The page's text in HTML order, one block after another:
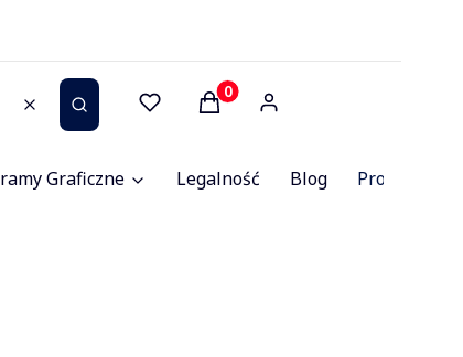
WyczyśćSzukaj Produkty w koszyku: 0.
Graficzne Legalność Blog Promocje